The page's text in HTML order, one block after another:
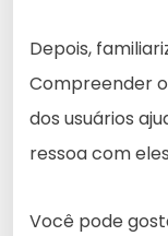
Depois,
Compreender
dos usuários
ressoa com
Você pode